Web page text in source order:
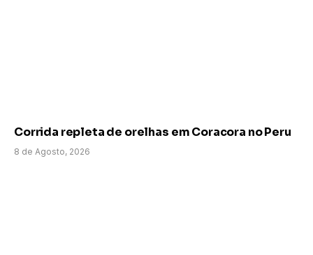
Corrida repleta de orelhas em Coracora no Peru
8 de Agosto, 2026